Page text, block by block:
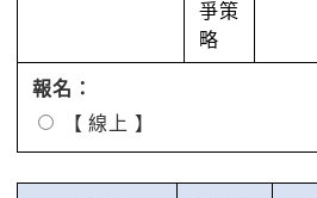
爭策
略
報名：
【 線上 】